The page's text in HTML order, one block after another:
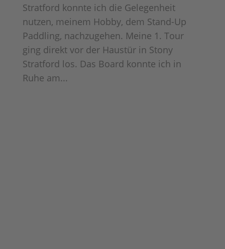
Stratford konnte ich die Gelegenheit
nutzen, meinem Hobby, dem Stand-Up
Paddling, nachzugehen. Meine 1. Tour
ging direkt vor der Haustür in Stony
Stratford los. Das Board konnte ich in
Ruhe am...